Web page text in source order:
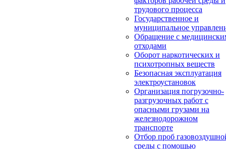
трудового процесса
Государственное и
муниципальное
Обращение с
отходами
Оборот наркотических и
психотропных веществ
Безопасная эксплуатация
электроустановок
Организация погрузочно-
разгрузочных работ с
опасными грузами на
железнодорожном
транспорте
Отбор проб
среды с помощью